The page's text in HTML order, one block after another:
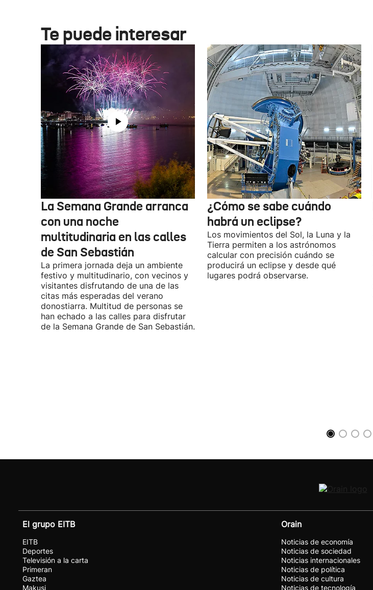
Te puede interesar
La Semana Grande arranca
con una noche
multitudinaria en las calles
de San Sebastián
La primera jornada deja un ambiente
festivo y multitudinario, con vecinos y
visitantes disfrutando de una de las
citas más esperadas del verano
donostiarra. Multitud de personas se
han echado a las calles para disfrutar
de la Semana Grande de San Sebastián.
¿Cómo se sabe cuándo
habrá un eclipse?
Los movimientos del Sol, la Luna y la
Tierra permiten a los astrónomos
calcular con precisión cuándo se
producirá un eclipse y desde qué
lugares podrá observarse.
El grupo EITB
EITB
Deportes
Televisión a la carta
Primeran
Gaztea
Makusi
Orain
Noticias de economía
Noticias de sociedad
Noticias internacionales
Noticias de política
Noticias de cultura
Noticias de tecnología